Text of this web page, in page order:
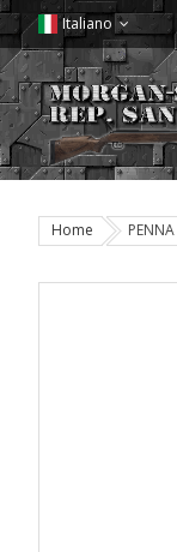
Italiano
Home